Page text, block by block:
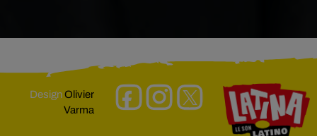
DesignOlivier
Varma